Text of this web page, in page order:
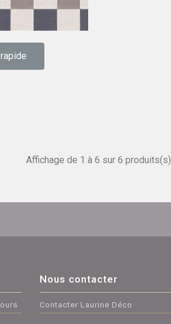
Affichage de 1 à 6 sur 6 produits(s)
Nous contacter
Contacter Laurine Déco